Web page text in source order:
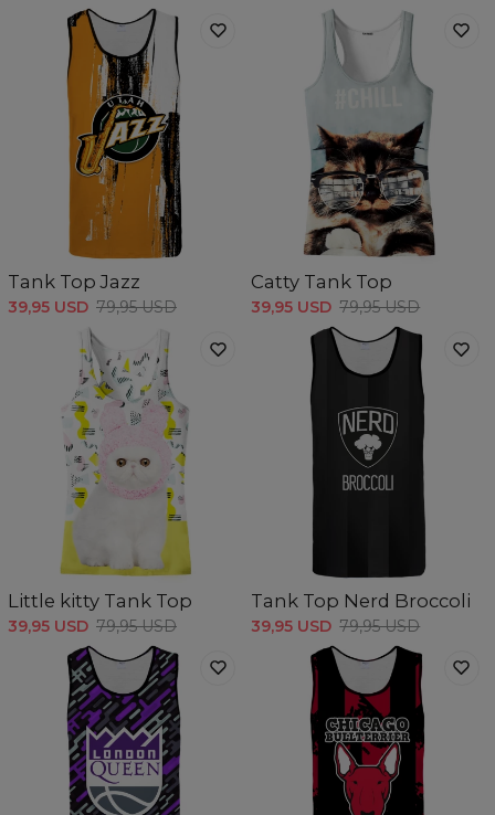
Tank Top Jazz
39,95 USD 79,95 USD
Catty Tank Top
39,95 USD 79,95 USD
Little kitty Tank Top
39,95 USD 79,95 USD
Tank Top Nerd Broccoli
39,95 USD 79,95 USD